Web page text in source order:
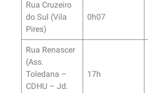
Rua Cruzeiro
do Sul (Vila
Pires)
0h07
Rua Renascer
(Ass.
Toledana –
CDHU – Jd.
17h